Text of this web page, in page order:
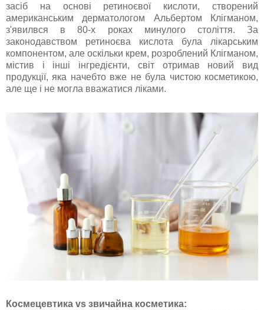
засіб на основі ретиноєвої кислоти, створений
американським дерматологом Альбертом Клігманом,
з'явилвся в 80-х роках минулого століття. За
законодавством ретиноєва кислота була лікарським
компонентом, але оскільки крем, розроблений Клігманом,
містив і інші інгредієнти, світ отримав новий вид
продукції, яка начебто вже не була чистою косметикою,
але ще і не могла вважатися ліками.
Космецевтика vs звичайна косметика: